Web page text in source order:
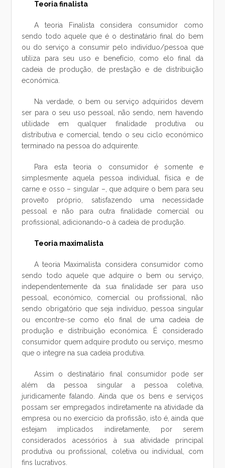
Teoria finalista
A teoria Finalista considera consumidor como
sendo todo aquele que é o destinatário final do bem
ou do serviço a consumir pelo indivíduo/pessoa que
utiliza para seu uso e benefício, como elo final da
cadeia de produção, de prestação e de distribuição
económica.
Na verdade, o bem ou serviço adquiridos devem
ser para o seu uso pessoal, não sendo, nem havendo
utilidade em qualquer finalidade produtiva ou
distributiva e comercial, tendo o seu ciclo económico
terminado na pessoa do adquirente.
Para esta teoria o consumidor é somente e
simplesmente aquela pessoa individual, física e de
carne e osso – singular –, que adquire o bem para seu
proveito próprio, satisfazendo uma necessidade
pessoal e não para outra finalidade comercial ou
profissional, adicionando-o à cadeia de produção.
Teoria maximalista
A teoria Maximalista considera consumidor como
sendo todo aquele que adquire o bem ou serviço,
independentemente da sua finalidade ser para uso
pessoal, económico, comercial ou profissional, não
sendo obrigatório que seja indivíduo, pessoa singular
ou encontre-se como elo final de uma cadeia de
produção e distribuição económica. É considerado
consumidor quem adquire produto ou serviço, mesmo
que o integre na sua cadeia produtiva.
Assim o destinatário final consumidor pode ser
além da pessoa singular a pessoa coletiva,
juridicamente falando. Ainda que os bens e serviços
possam ser empregados indiretamente na atividade da
empresa ou no exercício da profissão, isto é, ainda que
estejam implicados indiretamente, por serem
considerados acessórios à sua atividade principal
produtiva ou profissional, coletiva ou individual, com
fins lucrativos.